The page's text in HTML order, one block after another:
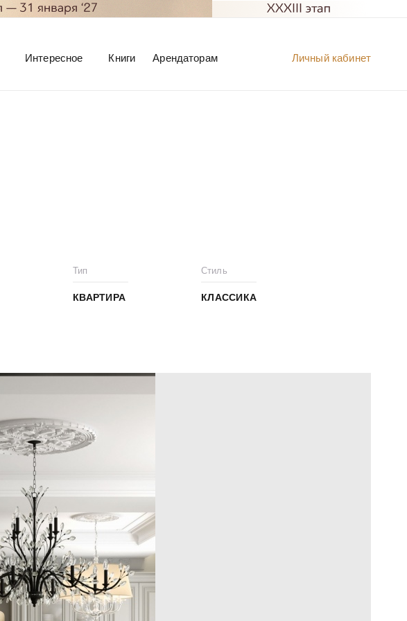
Личный кабинет
Интересное Книги Арендаторам
Тип
КВАРТИРА
Стиль
КЛАССИКА